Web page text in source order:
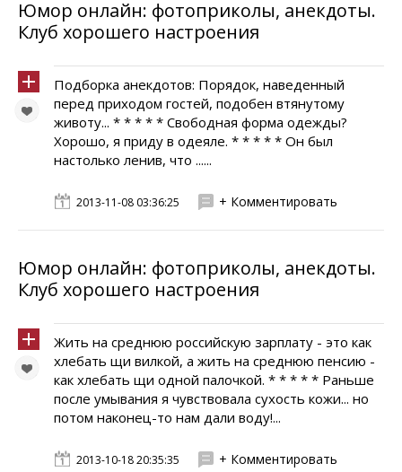
Юмор онлайн: фотоприколы, анекдоты.
Клуб хорошего настроения
Подборка анекдотов: Порядок, наведенный
перед приходом гостей, подобен втянутому
животу... * * * * * Свободная форма одежды?
Хорошо, я приду в одеяле. * * * * * Он был
настолько ленив, что ......
2013-11-08 03:36:25 + Комментировать
Юмор онлайн: фотоприколы, анекдоты.
Клуб хорошего настроения
Жить на среднюю российскую зарплату - это как
хлебать щи вилкой, а жить на среднюю пенсию -
как хлебать щи одной палочкой. * * * * * Раньше
после умывания я чувствовала сухость кожи... но
потом наконец-то нам дали воду!...
2013-10-18 20:35:35 + Комментировать